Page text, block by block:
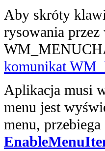
Aby skróty
rysowania przez
komunikat
Aplikacja musi
menu jest
menu,